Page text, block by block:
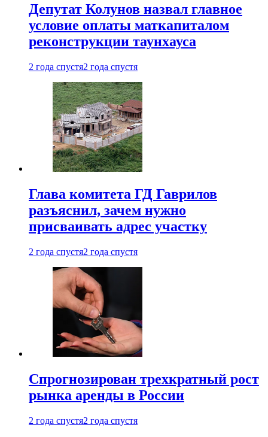
Депутат Колунов назвал главное
условие оплаты маткапиталом
реконструкции таунхауса
2 года спустя2 года спустя
Глава комитета ГД Гаврилов
разъяснил, зачем нужно
присваивать адрес участку
2 года спустя2 года спустя
Спрогнозирован трехкратный рост
рынка аренды в России
2 года спустя2 года спустя